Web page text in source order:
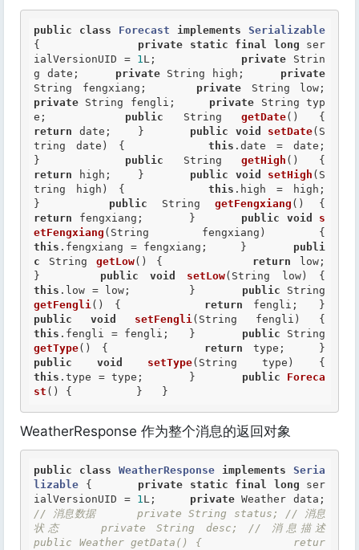
public class Forecast implements
Serializable
{
private static final long ser
ialVersionUID = 1 private Strin
g date; private String high; private
String fengxiang; private
private String fengli; private String typ
public String getDate
return
public void setDate(S
this .date = date;
public String getHigh
return
public void setHigh (S
this .high = high;
public String getFengxiang
return
public void
s
etFengxiang
this
publi
c String getLow return low;
public void setLow
this
public
getFengli
return
public
void setFengli
this
public
getType
return
public
void setType
this
public
Foreca
st
() {  	}   }
WeatherResponse 作为整个消息的返回对象
public class WeatherResponse implements
Seria
lizable { private static final long ser
ialVersionUID = 1 private
// 消息数据 	private String status; // 消息
状态 	private String desc; // 消息描述
public Weather getData() { 		retur